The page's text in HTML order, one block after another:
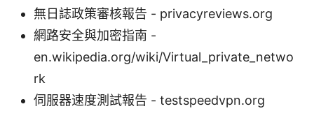
無日誌政策審核報告 - privacyreviews.org
網路安全與加密指南 -
en.wikipedia.org/wiki/Virtual_private_netwo
rk
伺服器速度測試報告 - testspeedvpn.org